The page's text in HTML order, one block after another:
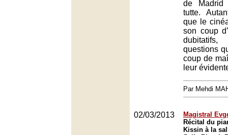
de
tutte.
que le
son coup
questions
coup de
leur
Par Mehdi
02/03/2013
Magistral
Récital du
Kissin à la